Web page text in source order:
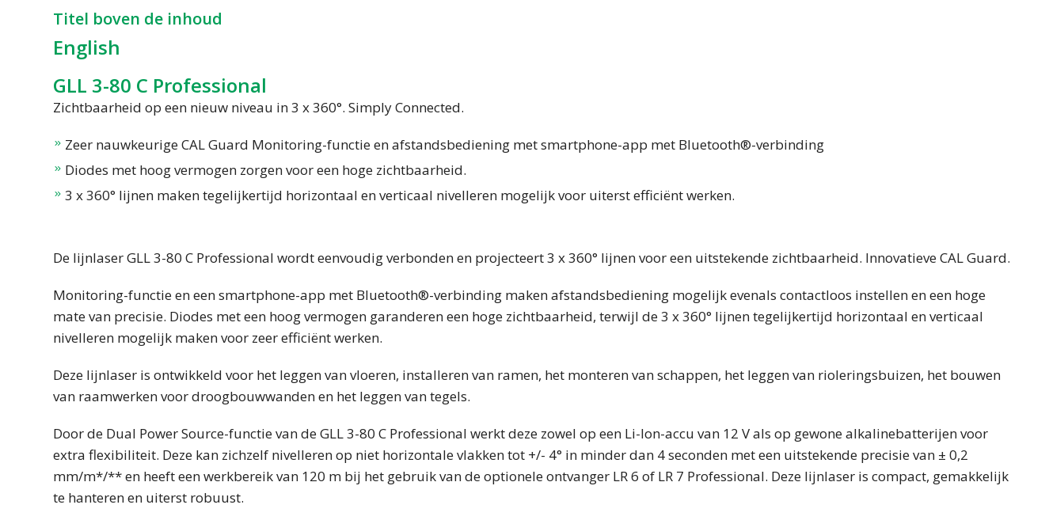
Titel boven de inhoud
English
GLL 3-80 C Professional
Zichtbaarheid op een nieuw niveau in 3 x 360°. Simply Connected.
Zeer nauwkeurige CAL Guard Monitoring-functie en afstandsbediening met smartphone-app met Bluetooth®-verbinding
Diodes met hoog vermogen zorgen voor een hoge zichtbaarheid.
3 x 360° lijnen maken tegelijkertijd horizontaal en verticaal nivelleren mogelijk voor uiterst efficiënt werken.
De lijnlaser GLL 3-80 C Professional wordt eenvoudig verbonden en projecteert 3 x 360° lijnen voor een uitstekende zichtbaarheid. Innovatieve CAL Guard.
Monitoring-functie en een smartphone-app met Bluetooth®-verbinding maken afstandsbediening mogelijk evenals contactloos instellen en een hoge
mate van precisie. Diodes met een hoog vermogen garanderen een hoge zichtbaarheid, terwijl de 3 x 360° lijnen tegelijkertijd horizontaal en verticaal
nivelleren mogelijk maken voor zeer efficiënt werken.
Deze lijnlaser is ontwikkeld voor het leggen van vloeren, installeren van ramen, het monteren van schappen, het leggen van rioleringsbuizen, het bouwen
van raamwerken voor droogbouwwanden en het leggen van tegels.
Door de Dual Power Source-functie van de GLL 3-80 C Professional werkt deze zowel op een Li-Ion-accu van 12 V als op gewone alkalinebatterijen voor
extra flexibiliteit. Deze kan zichzelf nivelleren op niet horizontale vlakken tot +/- 4° in minder dan 4 seconden met een uitstekende precisie van ± 0,2
mm/m*/** en heeft een werkbereik van 120 m bij het gebruik van de optionele ontvanger LR 6 of LR 7 Professional. Deze lijnlaser is compact, gemakkelijk
te hanteren en uiterst robuust.